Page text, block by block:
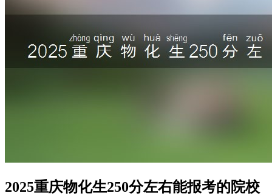
2025重庆物化生250分左右能报考的院校